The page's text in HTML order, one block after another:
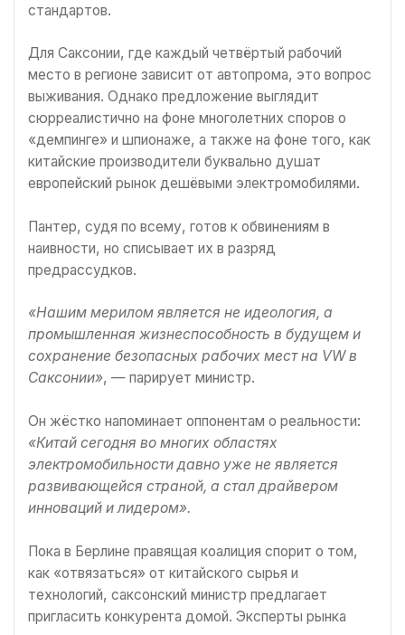
стандартов.
Для Саксонии, где каждый четвёртый рабочий
место в регионе зависит от автопрома, это вопрос
выживания. Однако предложение выглядит
сюрреалистично на фоне многолетних споров о
«демпинге» и шпионаже, а также на фоне того, как
китайские производители буквально душат
европейский рынок дешёвыми электромобилями.
Пантер, судя по всему, готов к обвинениям в
наивности, но списывает их в разряд
предрассудков.
«Нашим мерилом является не идеология, а
промышленная жизнеспособность в будущем и
сохранение безопасных рабочих мест на VW в
Саксонии», — парирует министр.
Он жёстко напоминает оппонентам о реальности:
«Китай сегодня во многих областях
электромобильности давно уже не является
развивающейся страной, а стал драйвером
инноваций и лидером».
Пока в Берлине правящая коалиция спорит о том,
как «отвязаться» от китайского сырья и
технологий, саксонский министр предлагает
пригласить конкурента домой. Эксперты рынка